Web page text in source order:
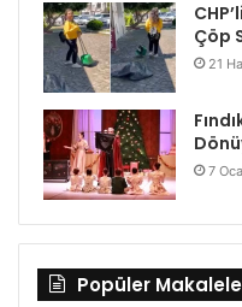
Çöp
21
7
Popüler